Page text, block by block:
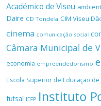
Académico de Viseu
Daire CD Tondela CIM Viseu
cinema comunicação social
Câmara Municipal de
economia empreendedorismo
Escola Superior de Educação de
futsal IEFP Instituto